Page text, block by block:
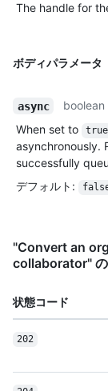
The handle for
ボディパラメータ
async
boolean
When set to
true
asynchronously.
successfully
デフォルト :
"Convert an
collaborator"
状態コード
202